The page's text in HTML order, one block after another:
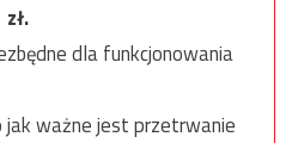
zł.
dla funkcjonowania
ważne jest przetrwanie